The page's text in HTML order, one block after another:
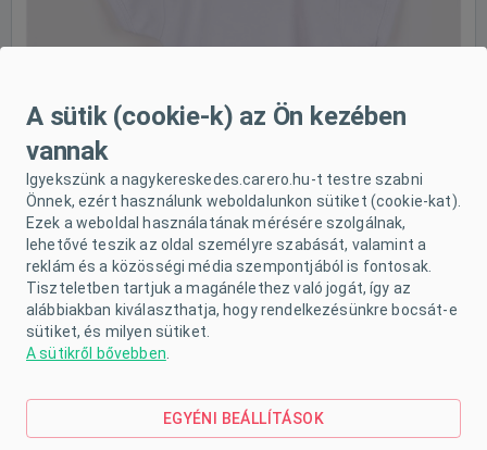
A sütik (cookie-k) az Ön kezében
vannak
Igyekszünk a nagykereskedes.carero.hu-t testre szabni
Önnek, ezért használunk weboldalunkon sütiket (cookie-kat).
Ezek a weboldal használatának mérésére szolgálnak,
lehetővé teszik az oldal személyre szabását, valamint a
reklám és a közösségi média szempontjából is fontosak.
Tiszteletben tartjuk a magánélethez való jogát, így az
alábbiakban kiválaszthatja, hogy rendelkezésünkre bocsát-e
sütiket, és milyen sütiket.
A sütikről bővebben
EGYÉNI BEÁLLÍTÁSOK